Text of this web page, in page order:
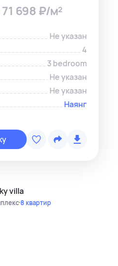
698 ₽/м²
Не указан
4
3 bedroom
Не указан
Не указан
Наянг
Копировать
WhatsApp-
villa
8 квартир